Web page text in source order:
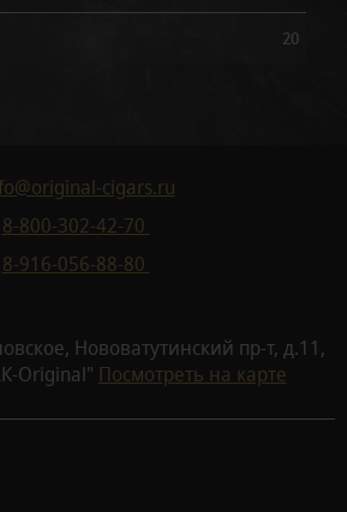
20
cigars.ru
8-800-302-42-70
8-916-056-88-80
Нововатутинский пр-т, д.11,
Original" Посмотреть на карте